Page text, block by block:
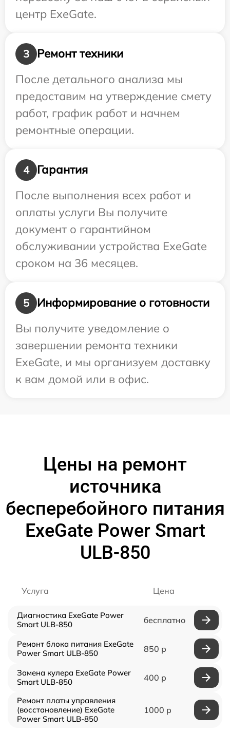
центр ExeGate.
3
Ремонт техники
После детального анализа мы
предоставим на утверждение смету
работ, график работ и начнем
ремонтные операции.
4
Гарантия
После выполнения всех работ и
оплаты услуги Вы получите
документ о гарантийном
обслуживании устройства ExeGate
сроком на 36 месяцев.
5
Информирование о готовности
Вы получите уведомление о
завершении ремонта техники
ExeGate, и мы организуем доставку
к вам домой или в офис.
Цены на ремонт
источника
бесперебойного питания
ExeGate Power Smart
ULB-850
Услуга Цена
Диагностика ExeGate Power
Smart ULB-850
бесплатно
Ремонт блока питания ExeGate
Power Smart ULB-850
850 р
Замена кулера ExeGate Power
Smart ULB-850
400 р
Ремонт платы управления
(восстановление) ExeGate
Power Smart ULB-850
1000 р